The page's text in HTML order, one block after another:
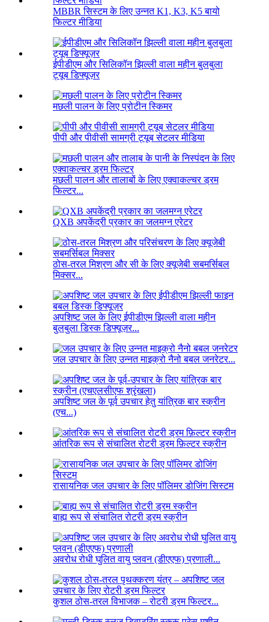
MBBR सिस्टम के लिए उन्नत K1, K3, K5 बायो
फिल्टर मीडिया
ईपीडीएम और सिलिकॉन झिल्ली वाला महीन बुलबुला
ट्यूब डिफ्यूज़र
मछली पालन के लिए प्रोटीन स्किमर
पीपी और पीवीसी सामग्री ट्यूब सेटलर मीडिया
मछली पालन और तालाबों के लिए एक्वाकल्चर ड्रम
फिल्टर...
QXB अपकेंद्री प्रकार का जलमग्न एरेटर
ठोस-तरल मिश्रण और सी के लिए क्यूजेबी सबमर्सिबल
मिक्सर...
अपशिष्ट जल के लिए ईपीडीएम झिल्ली वाला महीन
बुलबुला डिस्क डिफ्यूज़र...
जल उपचार के लिए उन्नत माइक्रो नैनो बबल जनरेटर...
अपशिष्ट जल के पूर्व उपचार हेतु यांत्रिक बार स्क्रीन
(एच...)
आंतरिक रूप से संचालित रोटरी ड्रम फ़िल्टर स्क्रीन
रासायनिक जल उपचार के लिए पॉलिमर डोजिंग सिस्टम
बाह्य रूप से संचालित रोटरी ड्रम स्क्रीन
अवरोध रोधी घुलित वायु प्लवन (डीएएफ) प्रणाली...
कुशल ठोस-तरल विभाजक – रोटरी ड्रम फिल्टर...